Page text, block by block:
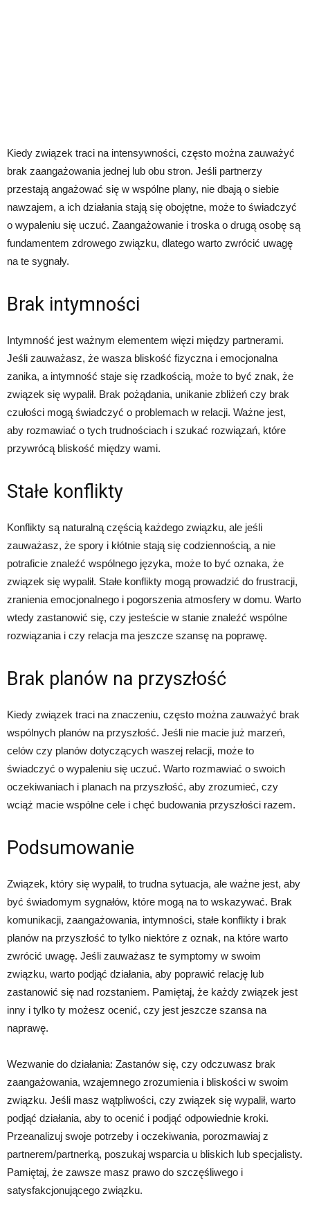
Kiedy związek traci na intensywności, często można zauważyć
brak zaangażowania jednej lub obu stron. Jeśli partnerzy
przestają angażować się w wspólne plany, nie dbają o siebie
nawzajem, a ich działania stają się obojętne, może to świadczyć
o wypaleniu się uczuć. Zaangażowanie i troska o drugą osobę są
fundamentem zdrowego związku, dlatego warto zwrócić uwagę
na te sygnały.
Brak intymności
Intymność jest ważnym elementem więzi między partnerami.
Jeśli zauważasz, że wasza bliskość fizyczna i emocjonalna
zanika, a intymność staje się rzadkością, może to być znak, że
związek się wypalił. Brak pożądania, unikanie zbliżeń czy brak
czułości mogą świadczyć o problemach w relacji. Ważne jest,
aby rozmawiać o tych trudnościach i szukać rozwiązań, które
przywrócą bliskość między wami.
Stałe konflikty
Konflikty są naturalną częścią każdego związku, ale jeśli
zauważasz, że spory i kłótnie stają się codziennością, a nie
potraficie znaleźć wspólnego języka, może to być oznaka, że
związek się wypalił. Stałe konflikty mogą prowadzić do frustracji,
zranienia emocjonalnego i pogorszenia atmosfery w domu. Warto
wtedy zastanowić się, czy jesteście w stanie znaleźć wspólne
rozwiązania i czy relacja ma jeszcze szansę na poprawę.
Brak planów na przyszłość
Kiedy związek traci na znaczeniu, często można zauważyć brak
wspólnych planów na przyszłość. Jeśli nie macie już marzeń,
celów czy planów dotyczących waszej relacji, może to
świadczyć o wypaleniu się uczuć. Warto rozmawiać o swoich
oczekiwaniach i planach na przyszłość, aby zrozumieć, czy
wciąż macie wspólne cele i chęć budowania przyszłości razem.
Podsumowanie
Związek, który się wypalił, to trudna sytuacja, ale ważne jest, aby
być świadomym sygnałów, które mogą na to wskazywać. Brak
komunikacji, zaangażowania, intymności, stałe konflikty i brak
planów na przyszłość to tylko niektóre z oznak, na które warto
zwrócić uwagę. Jeśli zauważasz te symptomy w swoim
związku, warto podjąć działania, aby poprawić relację lub
zastanowić się nad rozstaniem. Pamiętaj, że każdy związek jest
inny i tylko ty możesz ocenić, czy jest jeszcze szansa na
naprawę.
Wezwanie do działania: Zastanów się, czy odczuwasz brak
zaangażowania, wzajemnego zrozumienia i bliskości w swoim
związku. Jeśli masz wątpliwości, czy związek się wypalił, warto
podjąć działania, aby to ocenić i podjąć odpowiednie kroki.
Przeanalizuj swoje potrzeby i oczekiwania, porozmawiaj z
partnerem/partnerką, poszukaj wsparcia u bliskich lub specjalisty.
Pamiętaj, że zawsze masz prawo do szczęśliwego i
satysfakcjonującego związku.